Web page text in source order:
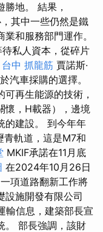
地。 結果，
其中一些仍然是鐵
和服務部門運作。
私人資本，從碎片
台中 抓龍筋 賈諾斯·
汽車採購的選擇。
再生能源的技術，
懷，H載器），邊境
的建設。 到今年年
軌道，這是M7和
MKIF承諾在11月底
在2024年10月26日
項道路翻新工作將
設施開發有限公司
輸信息，建築部長宣
。 部長強調，該財